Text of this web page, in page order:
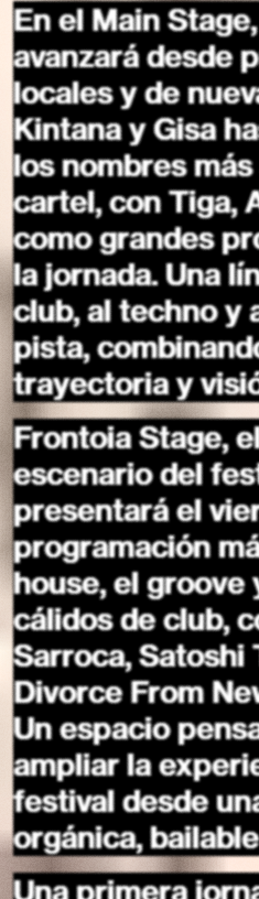
En el Main
avanzará desde
locales y de
Kintana y Gisa
los nombres
cartel, con Tiga,
como grandes
la jornada. Una
club, al techno y
pista,
trayectoria y
Frontoia Stage,
escenario del
presentará el
programación
house, el groove
cálidos de club,
Sarroca, Satoshi
Divorce From
Un espacio
ampliar la
festival desde
orgánica,